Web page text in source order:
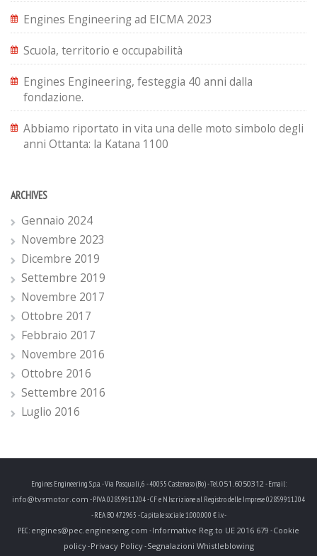
Engines Engineering ad EICMA 2023
Scuola, territorio e occupabilità
Engines Engineering, festeggia 40 anni dalla
fondazione.
Abbiamo riportato in vita una delle moto simbolo degli
anni Ottanta: la Katana 1100
ARCHIVES
Gennaio 2024
Novembre 2023
Dicembre 2019
Settembre 2019
Novembre 2017
Ottobre 2017
Febbraio 2017
Novembre 2016
Ottobre 2016
Settembre 2016
Luglio 2016
Engines Engineering S.p.a. - Via Pasquali, 6 - 40055 Castenaso (Bo) - Tel.051.6050312- Email:
info@tvsmotor.com - P.IVA 02859911204 - CF e N.Iscrizione al Registro delle Imprese 02859911204
- REA BO 472965 - Capitale sociale 1.000.000 € i.v. -
PEC: engines@pec.engineseng.com -Informative Reg.to UE 2016 679 -Cookie
policy-Privacy Policy-Segnalazioni Whistleblowing